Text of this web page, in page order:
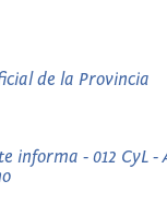
de la Provincia
informa - 012 CyL -